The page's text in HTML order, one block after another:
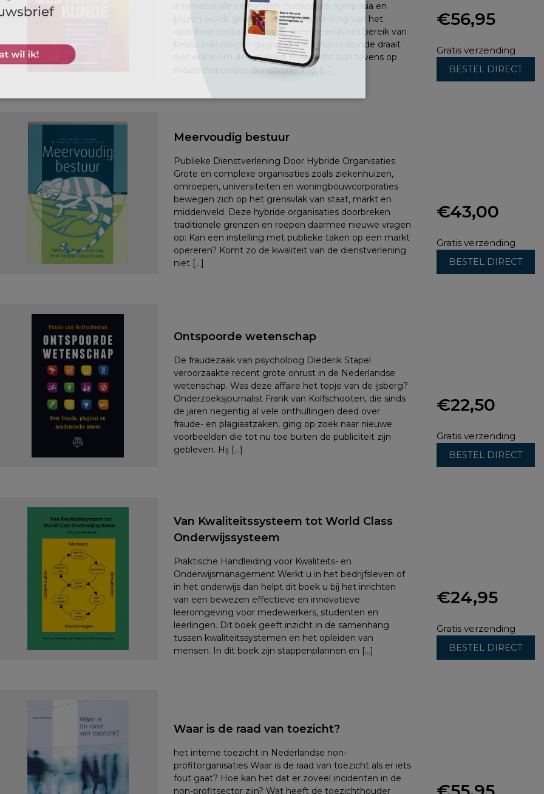
internationale verbanden, publicaties, symposia en
prijzen wordt gewerkt aan de versterking van het
openbaar bestuur. Door de jaren heen is het bereik van
bestuurskundigen gegroeid. De bestuurskunde draait
niet enkel om de overheid, maar richt zich tevens op
maatschappelijke dienstverlening, […]
€56,95
Gratis verzending
BESTEL DIRECT
Meervoudig bestuur
Publieke Dienstverlening Door Hybride Organisaties
Grote en complexe organisaties zoals ziekenhuizen,
omroepen, universiteiten en woningbouwcorporaties
bewegen zich op het grensvlak van staat, markt en
middenveld. Deze hybride organisaties doorbreken
traditionele grenzen en roepen daarmee nieuwe vragen
op: Kan een instelling met publieke taken op een markt
opereren? Komt zo de kwaliteit van de dienstverlening
niet […]
€43,00
Gratis verzending
BESTEL DIRECT
Ontspoorde wetenschap
De fraudezaak van psycholoog Diederik Stapel
veroorzaakte recent grote onrust in de Nederlandse
wetenschap. Was deze affaire het topje van de ijsberg?
Onderzoeksjournalist Frank van Kolfschooten, die sinds
de jaren negentig al vele onthullingen deed over
fraude- en plagiaatzaken, ging op zoek naar nieuwe
voorbeelden die tot nu toe buiten de publiciteit zijn
gebleven. Hij […]
€22,50
Gratis verzending
BESTEL DIRECT
Van Kwaliteitssysteem tot World Class
Onderwijssysteem
Praktische Handleiding voor Kwaliteits- en
Onderwijsmanagement Werkt u in het bedrijfsleven of
in het onderwijs dan helpt dit boek u bij het inrichten
van een bewezen effectieve en innovatieve
leeromgeving voor medewerkers, studenten en
leerlingen. Dit boek geeft inzicht in de samenhang
tussen kwaliteitssystemen en het opleiden van
mensen. In dit boek zijn stappenplannen en […]
€24,95
Gratis verzending
BESTEL DIRECT
Waar is de raad van toezicht?
het interne toezicht in Nederlandse non-
profitorganisaties Waar is de raad van toezicht als er iets
fout gaat? Hoe kan het dat er zoveel incidenten in de
non-profitsector zijn? Wat heeft de toezichthouder